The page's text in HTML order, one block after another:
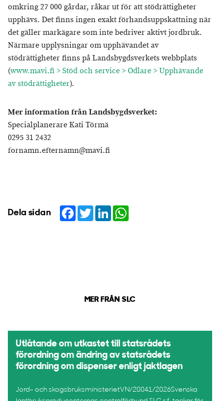
omkring 27 000 gårdar, råkar ut för att stödrättigheter
upphävs. Det finns ingen exakt förhandsuppskattning när
det gäller markägare som inte bedriver aktivt jordbruk.
Närmare upplysningar om upphävandet av
stödrättigheter finns på Landsbygdsverkets webbplats
(www.mavi.fi > Stöd och service > Odlare > Upphävande
av stödrättigheter).
Mer information från Landsbygdsverket:
Specialplanerare Kati Törmä
0295 31 2432
fornamn.efternamn@mavi.fi
Dela sidan Facebook
TwitterLinkedIn
MER FRÅN SLC
Utlåtande om utkastet till statsrådets
förordning om ändring av statsrådets
förordning om dispenser enligt jaktlagen
Jord- och skogsbruksministerietVN/20041/2026Svenska